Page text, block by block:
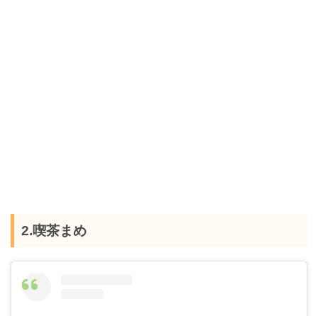
2.喫茶まめ